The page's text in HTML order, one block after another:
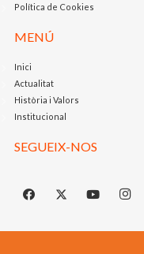
Política de Cookies
MENÚ
Inici
Actualitat
Història i Valors
Institucional
SEGUEIX-NOS